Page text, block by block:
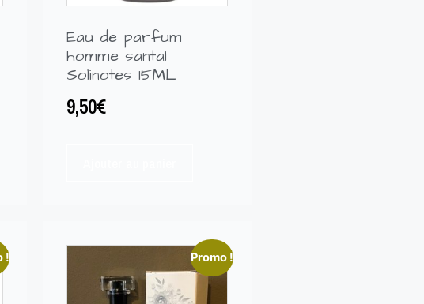
Eau de parfum
homme santal
Solinotes 15ML
9,50€
! Promo !